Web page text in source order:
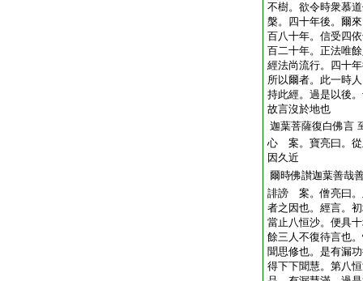
不樹。欲令時衆慕
槃。四十年後。爾
百八十年。信受四
百二十年。正法唯
經法尚流行。四十
所以爾者。此一時
持此經。過是以後
故言沒於地也
迦葉菩薩復白佛言
心 案。寶亮曰。從
因久近
爾時佛讃迦葉善哉
誹謗 案。僧亮曰。
者之因也。經言。
當止八恒沙。便具
餘三人不復待言也
聞思修也。是有漏
得下下聞慧。第八